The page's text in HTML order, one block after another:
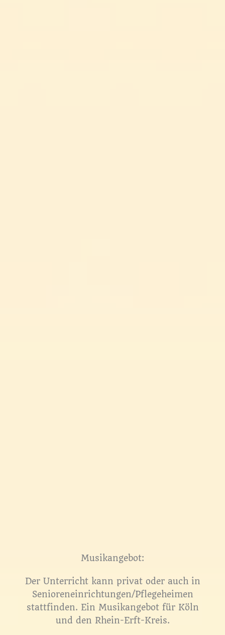
Musikangebot:
Der Unterricht kann privat oder auch in
Senioreneinrichtungen/Pflegeheimen
stattfinden. Ein Musikangebot für Köln
und den Rhein-Erft-Kreis.